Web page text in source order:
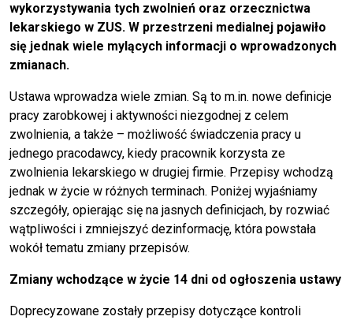
wykorzystywania tych zwolnień oraz orzecznictwa
lekarskiego w ZUS. W przestrzeni medialnej pojawiło
się jednak wiele mylących informacji o wprowadzonych
zmianach.
Ustawa wprowadza wiele zmian. Są to m.in. nowe definicje
pracy zarobkowej i aktywności niezgodnej z celem
zwolnienia, a także – możliwość świadczenia pracy u
jednego pracodawcy, kiedy pracownik korzysta ze
zwolnienia lekarskiego w drugiej firmie. Przepisy wchodzą
jednak w życie w różnych terminach. Poniżej wyjaśniamy
szczegóły, opierając się na jasnych definicjach, by rozwiać
wątpliwości i zmniejszyć dezinformację, która powstała
wokół tematu zmiany przepisów.
Zmiany wchodzące w życie 14 dni od ogłoszenia ustawy
Doprecyzowane zostały przepisy dotyczące kontroli